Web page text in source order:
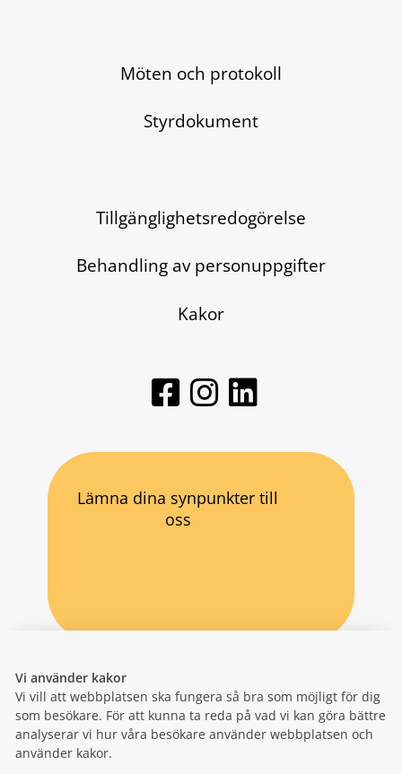
Vi använder kakor
Vi vill att webbplatsen ska fungera så bra som möjligt för dig
som besökare. För att kunna ta reda på vad vi kan göra bättre
analyserar vi hur våra besökare använder webbplatsen och
använder kakor.
Möten och protokoll
Styrdokument
Tillgänglighetsredogörelse
Behandling av personuppgifter
Kakor
Lämna dina synpunkter till
oss